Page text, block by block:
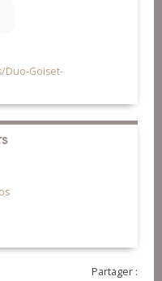
Duo-Goiset-
Partager :